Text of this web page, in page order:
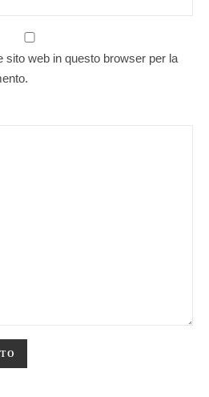
sito web in questo browser per la